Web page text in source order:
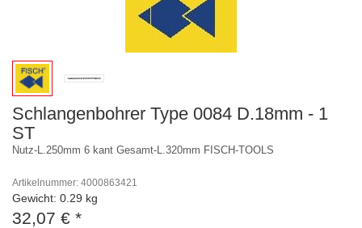
Schlangenbohrer Type 0084 D.18mm - 1
ST
Nutz-L.250mm 6 kant Gesamt-L.320mm FISCH-TOOLS
Artikelnummer: 4000863421
Gewicht: 0.29 kg
32,07 € *